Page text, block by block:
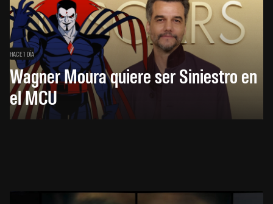
HACE 1 DÍA
Wagner Moura quiere ser Siniestro en
el MCU